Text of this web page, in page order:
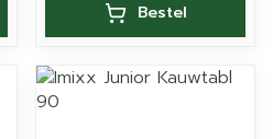
Bestel